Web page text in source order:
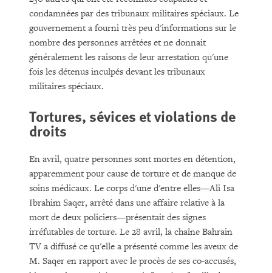
condamnées par des tribunaux militaires spéciaux. Le
gouvernement a fourni très peu d'informations sur le
nombre des personnes arrêtées et ne donnait
généralement les raisons de leur arrestation qu'une
fois les détenus inculpés devant les tribunaux
militaires spéciaux.
Tortures, sévices et violations de
droits
En avril, quatre personnes sont mortes en détention,
apparemment pour cause de torture et de manque de
soins médicaux. Le corps d'une d'entre elles—Ali Isa
Ibrahim Saqer, arrêté dans une affaire relative à la
mort de deux policiers—présentait des signes
irréfutables de torture. Le 28 avril, la chaîne Bahrain
TV a diffusé ce qu'elle a présenté comme les aveux de
M. Saqer en rapport avec le procès de ses co-accusés,